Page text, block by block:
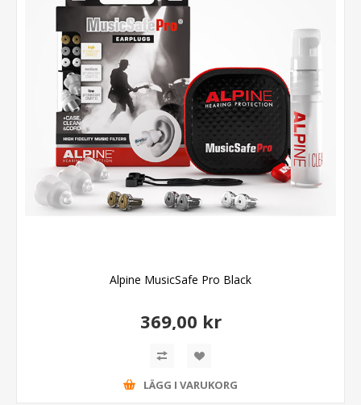
Alpine MusicSafe Pro Black
369,00 kr
LÄGG I VARUKORG